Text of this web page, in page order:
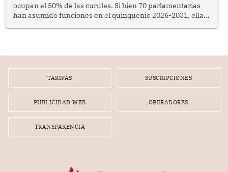
ocupan el 50% de las curules. Si bien 70 parlamentarias
han asumido funciones en el quinquenio 2026-2031, ellas
TARIFAS SUSCRIPCIONES
PUBLICIDAD WEB OPERADORES
TRANSPARENCIA